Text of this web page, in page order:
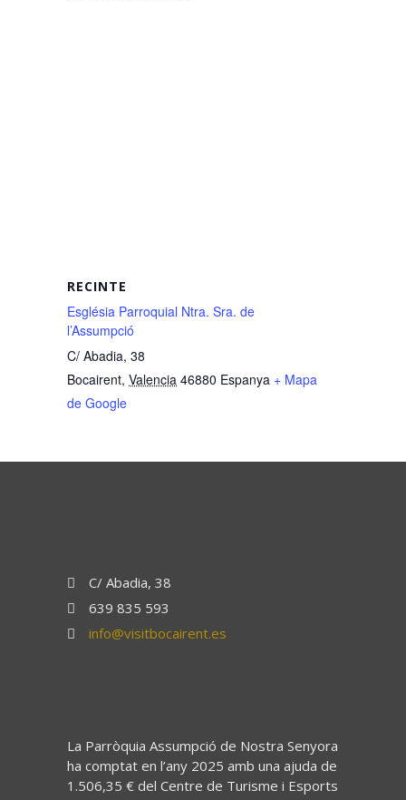
RECINTE
Església Parroquial Ntra. Sra. de
l’Assumpció
C/ Abadia, 38
Bocairent, Valencia 46880 Espanya + Mapa
de Google
C/ Abadia, 38
639 835 593
info@visitbocairent.es
La Parròquia Assumpció de Nostra Senyora
ha comptat en l’any 2025 amb una ajuda de
1.506,35 € del Centre de Turisme i Esports